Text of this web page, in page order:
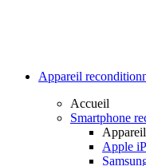
Appareil
Accueil
Smartphone
Apple